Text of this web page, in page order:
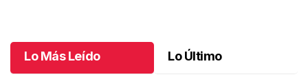
Lo Más Leído Lo Último